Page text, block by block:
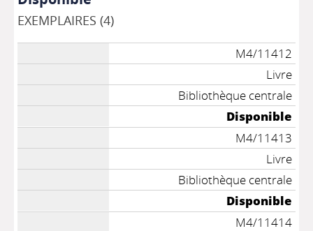
EXEMPLAIRES (4)
M4/11412
Livre
Bibliothèque centrale
Disponible
M4/11413
Livre
Bibliothèque centrale
Disponible
M4/11414